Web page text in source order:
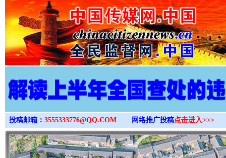
>
投稿邮箱： 3555333776@QQ.COM 网络推广投稿点击进入>>>